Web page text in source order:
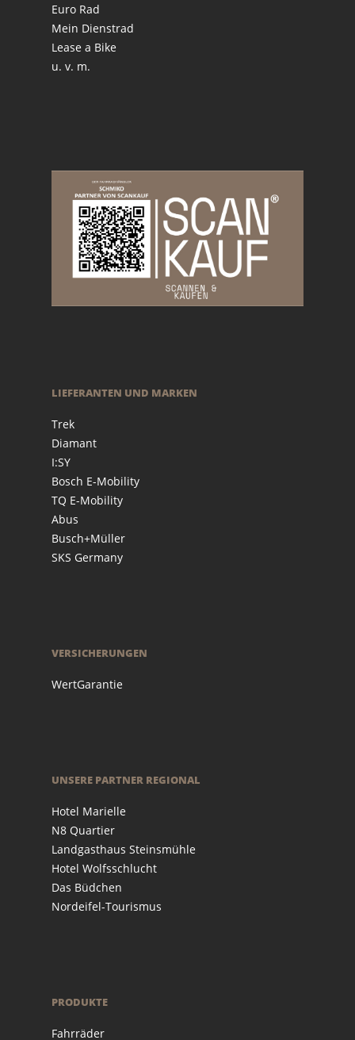
Euro Rad
Mein Dienstrad
Lease a Bike
u. v. m.
LIEFERANTEN UND MARKEN
Trek
Diamant
I:SY
Bosch E-Mobility
TQ E-Mobility
Abus
Busch+Müller
SKS Germany
VERSICHERUNGEN
WertGarantie
UNSERE PARTNER REGIONAL
Hotel Marielle
N8 Quartier
Landgasthaus Steinsmühle
Hotel Wolfsschlucht
Das Büdchen
Nordeifel-Tourismus
PRODUKTE
Fahrräder